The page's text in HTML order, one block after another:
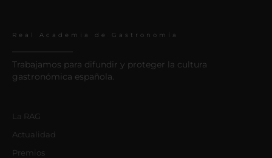
Real Academia de Gastronomía
Trabajamos para difundir y proteger la cultura
gastronómica española.
La RAG
Actualidad
Premios